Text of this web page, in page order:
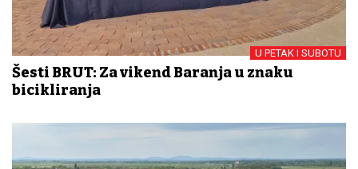
U PETAK I SUBOTU
Šesti BRUT: Za vikend Baranja u znaku
bicikliranja